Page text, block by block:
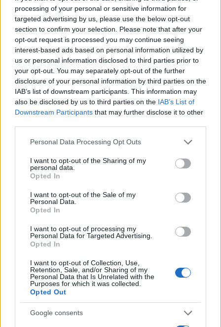
processing of your personal or sensitive information for
targeted advertising by us, please use the below opt-out
section to confirm your selection. Please note that after your
opt-out request is processed you may continue seeing
interest-based ads based on personal information utilized by
us or personal information disclosed to third parties prior to
your opt-out. You may separately opt-out of the further
disclosure of your personal information by third parties on the
IAB’s list of downstream participants. This information may
also be disclosed by us to third parties on the IAB’s List of
Downstream Participants that may further disclose it to other
Please note that this website/app uses one or more Google
not limited to your visit or usage behaviour. You may click to
grant or deny consent to Google and its third-party tags to
use your data for below specified purposes in below Google
consent section.
Personal Data Processing Opt Outs
I want to opt-out of the Sharing of my
personal data.
Opted In
I want to opt-out of the Sale of my
Personal Data.
Opted In
I want to opt-out of processing my
Personal Data for Targeted Advertising.
Opted In
I want to opt-out of Collection, Use,
Retention, Sale, and/or Sharing of my
Personal Data that Is Unrelated with the
Purposes for which it was collected.
Opted Out
Google consents
αύξησε»
Αλέξης Τσίπρας σε νέα ανάρτησή του,
υπεραμύνθηκε του έργου της κυβέρνησης ΣΥΡΙΖΑ,
σημειώνοντας ότι «μειώσαμε το ποσοστό των
νοικοκυριών κάτω από το όριο της φτώχειας από
21,4% το 2015 σε 17,9% το 2019».
Και πρόσθεσε ότι «η σημερινή κυβέρνηση, που
βρήκε τη χώρα εκτός Μνημονίων και με γεμάτα